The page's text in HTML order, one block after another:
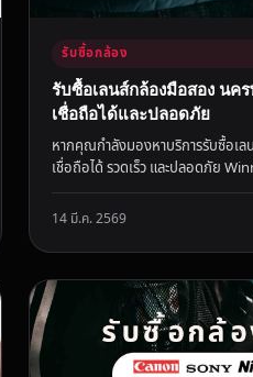
รับซื้อกล้อง
รับซื้อเลนส์กล้องมือสอง นค
เชื่อถือได้และปลอดภัย
หากคุณกำลังมองหาบริการรับซื้อเ
เชื่อถือได้ รวดเร็ว และปลอดภัย
ความโปร่งใ...
14 มี.ค. 2569